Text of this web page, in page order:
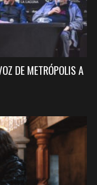
DE METRÓPOLIS A